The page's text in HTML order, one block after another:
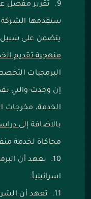
تقرير مفصل
ستقدمها الشركة
يتضمن على سبيل
منهجية تقديم
البرمجيات
إن وجدت-والتي
الخدمة، مخرجات
بالاضافة إلى
محاكاة لخدمة
تعهد أن
اسرائيلياً.
تعهد أن